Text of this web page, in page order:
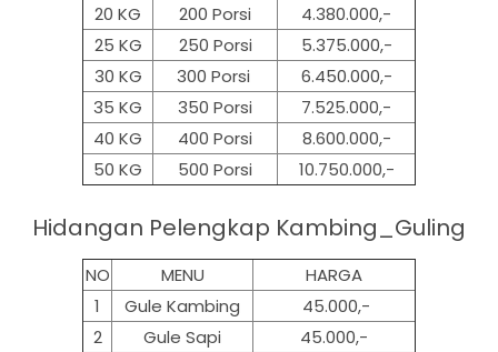
20 KG
200 Porsi
4.380.000,-
25 KG
250 Porsi
5.375.000,-
30 KG
300 Porsi
6.450.000,-
35 KG
350 Porsi
7.525.000,-
40 KG
400 Porsi
8.600.000,-
50 KG
500 Porsi 10.750.000,-
Hidangan Pelengkap Kambing_Guling
NO MENU
HARGA
1
Gule Kambing
45.000,-
2
Gule Sapi
45.000,-